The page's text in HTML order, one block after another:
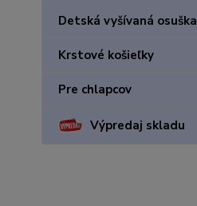
Detská vyšívaná osuška
Krstové košieľky
Pre chlapcov
Výpredaj skladu